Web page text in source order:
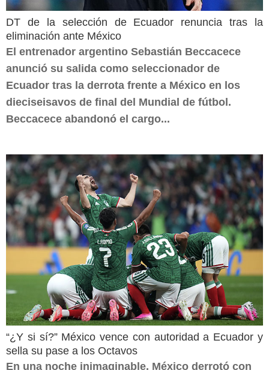
DT de la selección de Ecuador renuncia tras la
eliminación ante México
El entrenador argentino Sebastián Beccacece
anunció su salida como seleccionador de
Ecuador tras la derrota frente a México en los
dieciseisavos de final del Mundial de fútbol.
Beccacece abandonó el cargo...
“¿Y si sí?” México vence con autoridad a Ecuador y
sella su pase a los Octavos
En una noche inimaginable, México derrotó con